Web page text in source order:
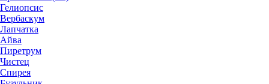
Гелиопсис
Вербаскум
Лапчатка
Айва
Пиретрум
Чистец
Спирея